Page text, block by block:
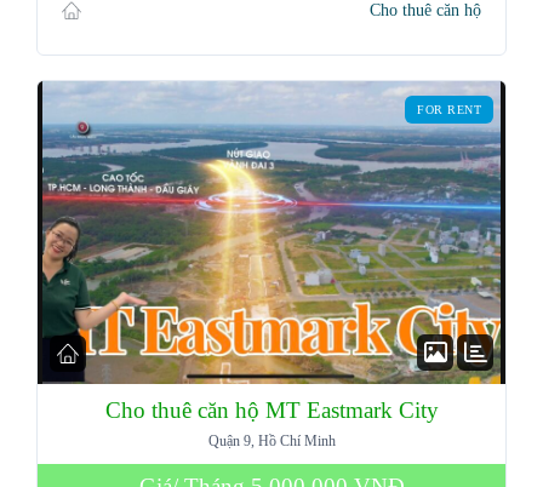
Cho thuê căn hộ
FOR RENT
Cho thuê căn hộ MT Eastmark City
Quận 9, Hồ Chí Minh